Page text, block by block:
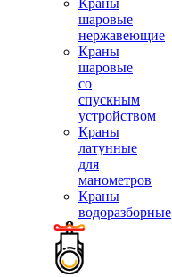
Краны
шаровые
нержавеющие
Краны
шаровые
со
спускным
устройством
Краны
латунные
для
манометров
Краны
водоразборные